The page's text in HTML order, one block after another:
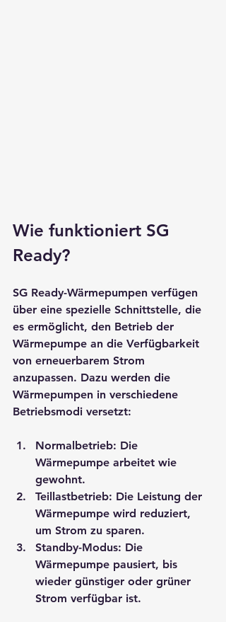
Wie funktioniert SG
Ready?
SG Ready-Wärmepumpen verfügen
über eine spezielle Schnittstelle, die
es ermöglicht, den Betrieb der
Wärmepumpe an die Verfügbarkeit
von erneuerbarem Strom
anzupassen. Dazu werden die
Wärmepumpen in verschiedene
Betriebsmodi versetzt:
Normalbetrieb: Die
Wärmepumpe arbeitet wie
gewohnt.
Teillastbetrieb: Die Leistung der
Wärmepumpe wird reduziert,
um Strom zu sparen.
Standby-Modus: Die
Wärmepumpe pausiert, bis
wieder günstiger oder grüner
Strom verfügbar ist.